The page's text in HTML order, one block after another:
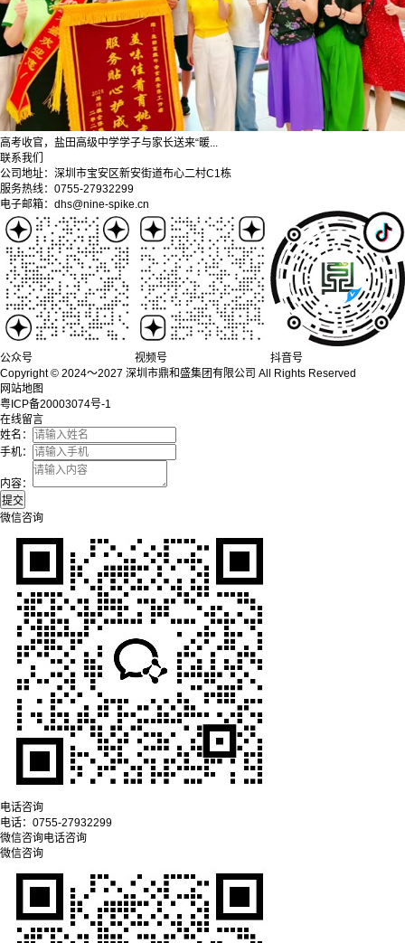
高考收官，盐田高级中学学子与家长送来“暖...
联系我们
公司地址：深圳市宝安区新安街道布心二村C1栋
服务热线：0755-27932299
电子邮箱：dhs@nine-spike.cn
公众号 视频号
抖音号
Copyright © 2024～2027 深圳市鼎和盛集团有限公司 All Rights Reserved
网站地图
粤ICP备20003074号-1
在线留言
姓名：
手机：
内容：
微信咨询
电话咨询
电话： 0755-27932299
微信咨询电话咨询
微信咨询